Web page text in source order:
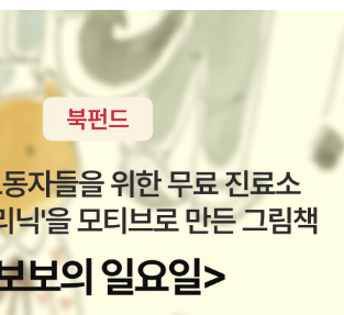
그렇게 되는 것도 아니다. 어른이 된다는 건 이
.그건 마치 교통사고처럼 어떤 시기에 하나의
에 의해 떠밀리듯 어른이 되어버린다'배를 타
이다. 우리는 그렇게 떠밀리듯 어른이 되어 버리
누군가를 보고 있노라면 '어른'이 된다는 건 쉽
게 된다. 하지만 떠밀리듯 어른이 되는 것도 아닐
이 된다면, 세월의 흐름속에 조금 더 여유있어
워지고 조금 더 배려와 이해심이 많아지고 조금
있을테지. 재미있게 읽었지
아주 열광할만큼은 아니었지만 에반게리온의